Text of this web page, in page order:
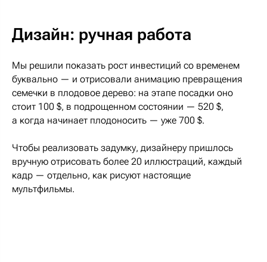
Дизайн: ручная работа
Мы решили показать рост инвестиций со временем
буквально — и отрисовали анимацию превращения
семечки в плодовое дерево: на этапе посадки оно
стоит 100 $, в подрощенном состоянии — 520 $,
а когда начинает плодоносить — уже 700 $.
Чтобы реализовать задумку, дизайнеру пришлось
вручную отрисовать более 20 иллюстраций, каждый
кадр — отдельно, как рисуют настоящие
мультфильмы.